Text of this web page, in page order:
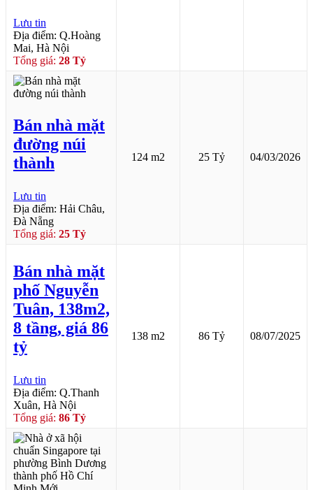
Lưu tin
Địa điểm: Q.Hoàng
Mai, Hà Nội
Tổng giá: 28 Tỷ
Bán nhà mặt
đường núi
thành
Lưu tin
Địa điểm: Hải Châu,
Đà Nẵng
Tổng giá: 25 Tỷ
124 m2 25 Tỷ 04/03/2026
Bán nhà mặt
phố Nguyễn
Tuân, 138m2,
8 tầng, giá 86
tỷ
Lưu tin
Địa điểm: Q.Thanh
Xuân, Hà Nội
Tổng giá: 86 Tỷ
138 m2 86 Tỷ 08/07/2025